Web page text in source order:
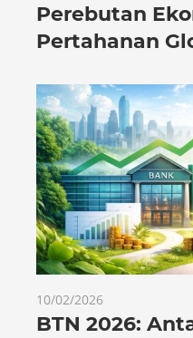
Perebutan
Pertahanan
10/02/2026
BTN 2026: